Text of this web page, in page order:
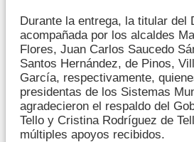
Durante la entrega, la titular del
acompañada por los alcaldes
Flores, Juan Carlos Saucedo
Santos Hernández, de Pinos,
García, respectivamente,
presidentas de los Sistemas
agradecieron el respaldo del
Tello y Cristina Rodríguez de
múltiples apoyos recibidos.